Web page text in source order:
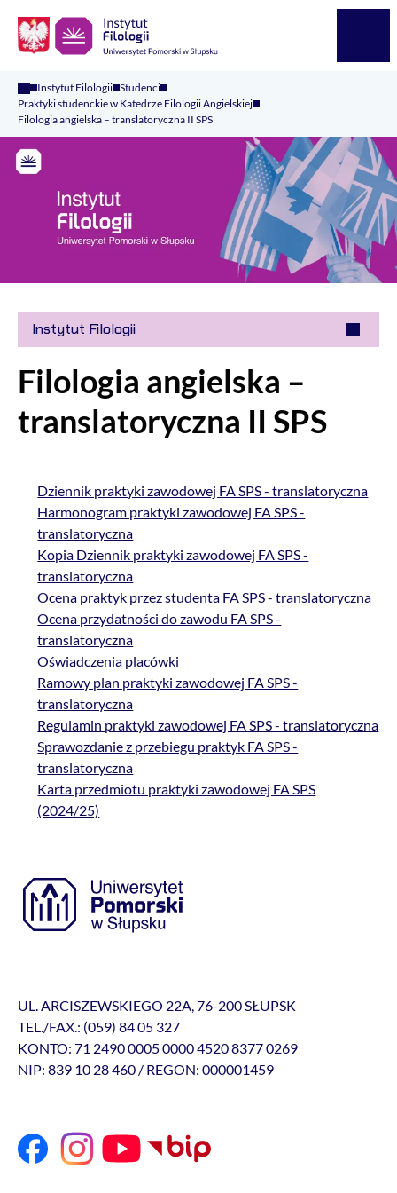
Instytut Filologii Studenci
Praktyki studenckie w Katedrze Filologii Angielskiej
Filologia angielska – translatoryczna II SPS
Instytut Filologii
Filologia angielska –
translatoryczna II SPS
Dziennik praktyki zawodowej FA SPS - translatoryczna
Harmonogram praktyki zawodowej FA SPS -
translatoryczna
Kopia Dziennik praktyki zawodowej FA SPS -
translatoryczna
Ocena praktyk przez studenta FA SPS - translatoryczna
Ocena przydatności do zawodu FA SPS -
translatoryczna
Oświadczenia placówki
Ramowy plan praktyki zawodowej FA SPS -
translatoryczna
Regulamin praktyki zawodowej FA SPS - translatoryczna
Sprawozdanie z przebiegu praktyk FA SPS -
translatoryczna
Karta przedmiotu praktyki zawodowej FA SPS
(2024/25)
UL. ARCISZEWSKIEGO 22A, 76-200 SŁUPSK
TEL./FAX.: (059) 84 05 327
KONTO: 71 2490 0005 0000 4520 8377 0269
NIP: 839 10 28 460 / REGON: 000001459